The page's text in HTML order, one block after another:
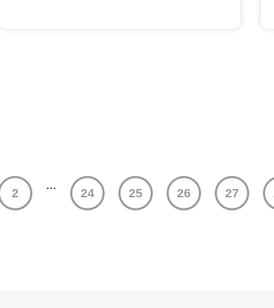
2
...
24 25 26 27